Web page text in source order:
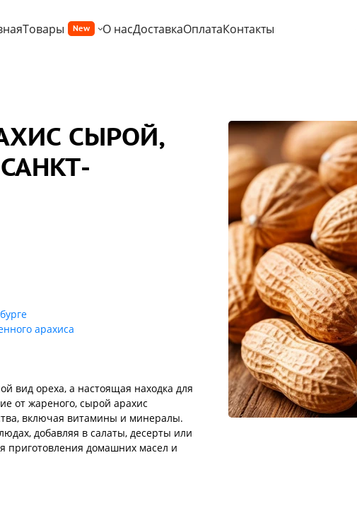
Товары New О насДоставкаОплатаКонтакты
СЫРОЙ,
арахиса
вид ореха, а настоящая находка для
от жареного, сырой арахис
включая витамины и минералы.
добавляя в салаты, десерты или
приготовления домашних масел и